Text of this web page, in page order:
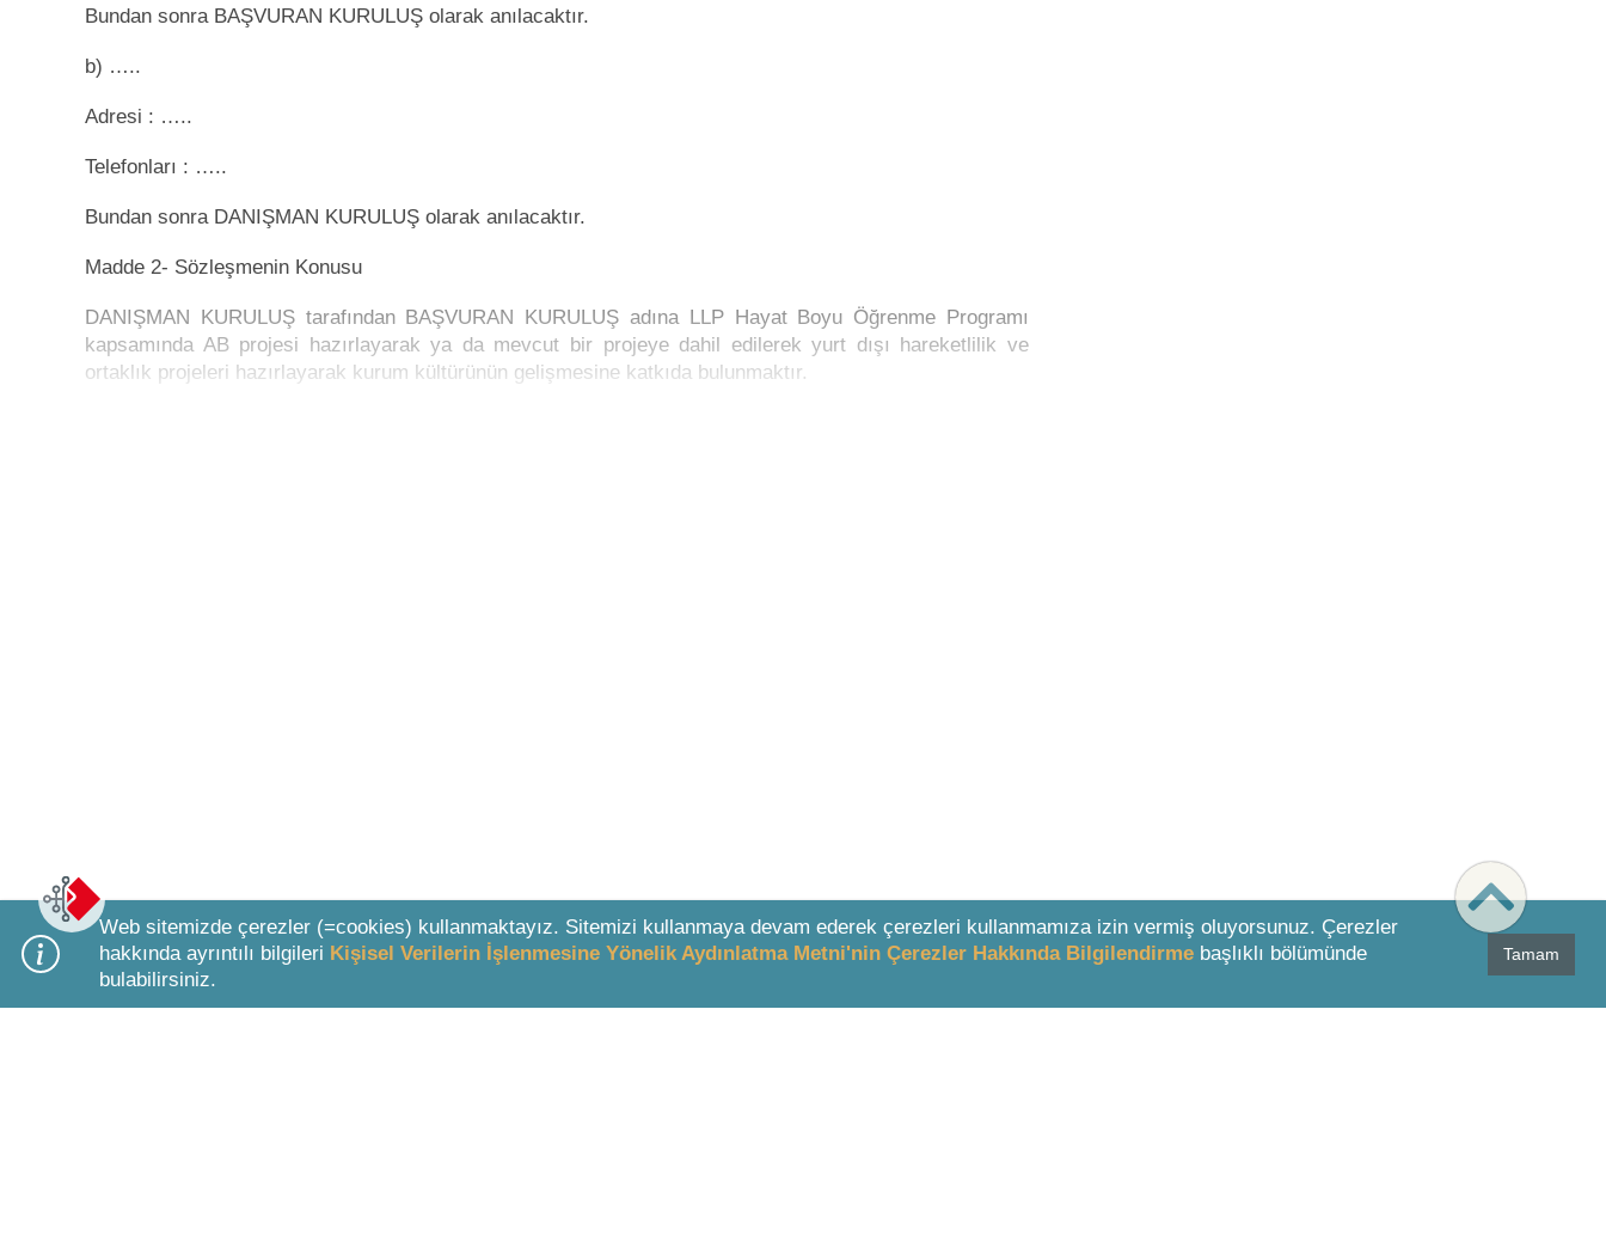
Bundan sonra BAŞVURAN KURULUŞ olarak anılacaktır.
b) …..
Adresi : …..
Telefonları : …..
Bundan sonra DANIŞMAN KURULUŞ olarak anılacaktır.
Madde 2- Sözleşmenin Konusu
DANIŞMAN KURULUŞ tarafından BAŞVURAN KURULUŞ adına LLP Hayat Boyu Öğrenme Programı
kapsamında AB projesi hazırlayarak ya da mevcut bir projeye dahil edilerek yurt dışı hareketlilik ve
ortaklık projeleri hazırlayarak kurum kültürünün gelişmesine katkıda bulunmaktır.
Bottom Search Toolbar Highlight Text
Web sitemizde çerezler (=cookies) kullanmaktayız. Sitemizi kullanmaya devam ederek çerezleri kullanmamıza izin vermiş oluyorsunuz. Çerezler
hakkında ayrıntılı bilgileri Kişisel Verilerin İşlenmesine Yönelik Aydınlatma Metni'nin Çerezler Hakkında Bilgilendirme başlıklı bölümünde
bulabilirsiniz.
Tamam